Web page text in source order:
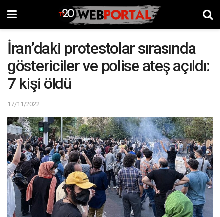
İran’daki protestolar sırasında
göstericiler ve polise ateş açıldı:
7 kişi öldü
17/11/2022